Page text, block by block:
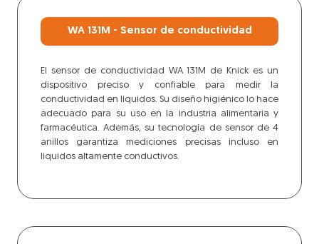
WA 131M - Sensor de conductividad
El sensor de conductividad WA 131M de Knick es un
dispositivo preciso y confiable para medir la
conductividad en líquidos. Su diseño higiénico lo hace
adecuado para su uso en la industria alimentaria y
farmacéutica. Además, su tecnología de sensor de 4
anillos garantiza mediciones precisas incluso en
líquidos altamente conductivos.